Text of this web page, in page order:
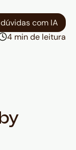
com IA
4 min de leitura